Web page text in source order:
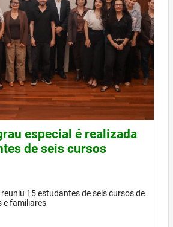
especial é realizada
de seis cursos
15 estudantes de seis cursos de
e familiares